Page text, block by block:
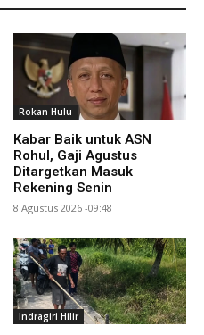
Rokan Hulu
Kabar Baik untuk ASN
Rohul, Gaji Agustus
Ditargetkan Masuk
Rekening Senin
8 Agustus 2026 -09:48
Indragiri Hilir